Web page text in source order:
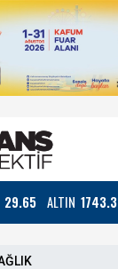
29.65 ALTIN 1743.3